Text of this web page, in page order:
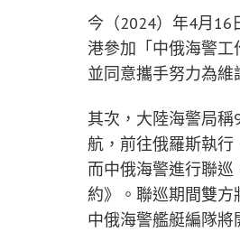
今（2024）年4月16
港參加「中俄海警
並同意攜手努力為
其次，大陸海警局
航，前往俄羅斯執
而中俄海警進行聯
約》。聯巡期間雙
中俄海警艦艇編隊